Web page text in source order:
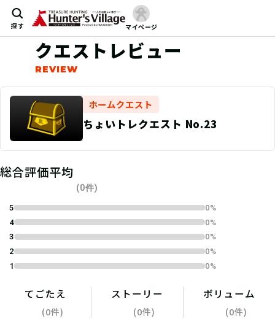
探す マイページ
クエストレビュー
ホームクエスト
ちょいトレクエスト No.23
総合評価平均
(0件)
5
0%
4
0%
3
0%
2
0%
1
0%
てごたえ
(0件)
ストーリー
(0件)
ボリューム
(0件)